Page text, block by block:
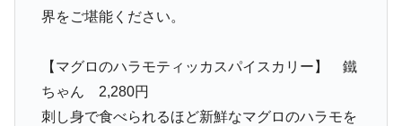
界をご堪能ください。
【マグロのハラモティッカスパイスカリー】 鐵
ちゃん 2,280円
刺し身で食べられるほど新鮮なマグロのハラモを